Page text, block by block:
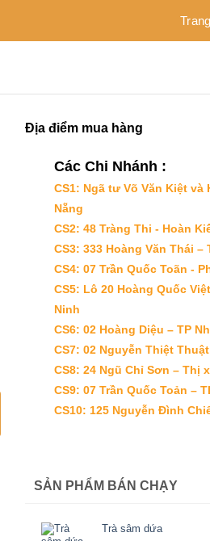
Địa điểm mua hàng
Các Chi Nhánh :
CS1: Ngã tư Võ Văn Kiệt và
Nẵng
CS2: 48 Tràng Thi - Hoàn
CS3: 333 Hoàng Văn Thái –
CS4: 07 Trần Quốc Toãn -
CS5: Lô 20 Hoàng Quốc
Ninh
CS6: 02 Hoàng Diệu – TP
CS7: 02 Nguyễn Thiệt
CS8: 24 Ngũ Chỉ Sơn – Thị
CS9: 07 Trần Quốc Toản –
CS10: 125 Nguyễn Đình
SẢN PHẨM BÁN CHẠY
Trà sâm dứa